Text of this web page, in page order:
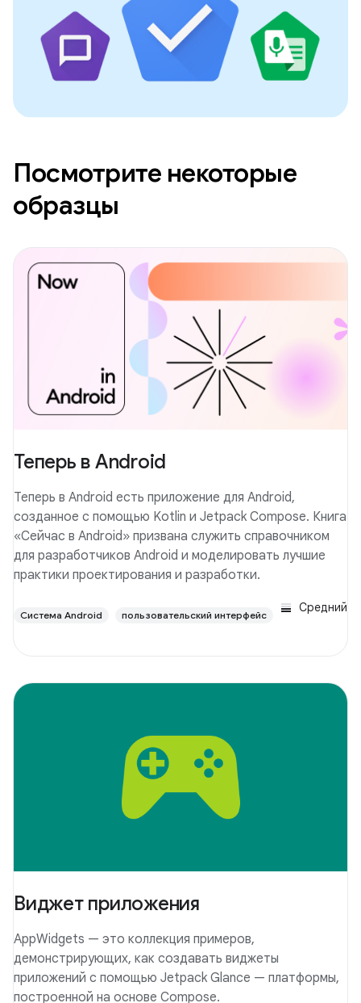
Посмотрите некоторые
образцы
Теперь в Android
Теперь в Android есть приложение для Android,
созданное с помощью Kotlin и Jetpack Compose. Книга
«Сейчас в Android» призвана служить справочником
для разработчиков Android и моделировать лучшие
практики проектирования и разработки.
Система Android пользовательский интерфейс
Средний
Виджет приложения
AppWidgets — это коллекция примеров,
демонстрирующих, как создавать виджеты
приложений с помощью Jetpack Glance — платформы,
построенной на основе Compose.